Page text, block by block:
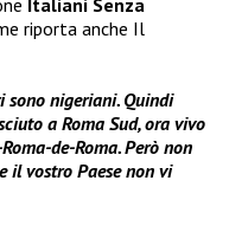
riporta anche Il
sono nigeriani. Quindi
a Roma Sud, ora vivo
de-Roma. Però non
il vostro Paese non vi